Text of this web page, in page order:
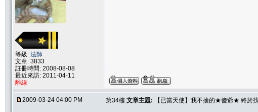
等級: 法師
文章: 3833
註冊時間: 2008-08-08
最近來訪: 2011-04-11
離線
2009-03-24 04:00 PM 第34樓 文章主題: 【已當天使】我不捨的★傻爺★ 終於